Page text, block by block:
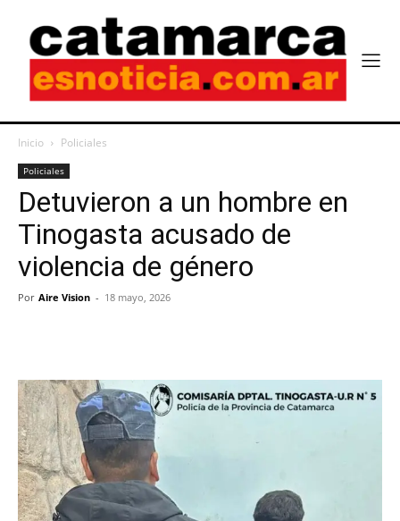
Inicio Policiales
Policiales
Detuvieron a un hombre en
Tinogasta acusado de
violencia de género
Por Aire Vision - 18 mayo, 2026